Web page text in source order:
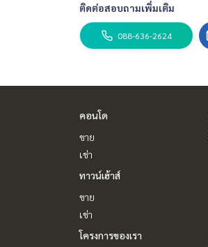
ติดต่อสอบถามเพิ่มเติม
088-636-2624
คอนโด
ขาย
เช่า
ทาวน์เฮ้าส์
ขาย
เช่า
โครงการของเรา